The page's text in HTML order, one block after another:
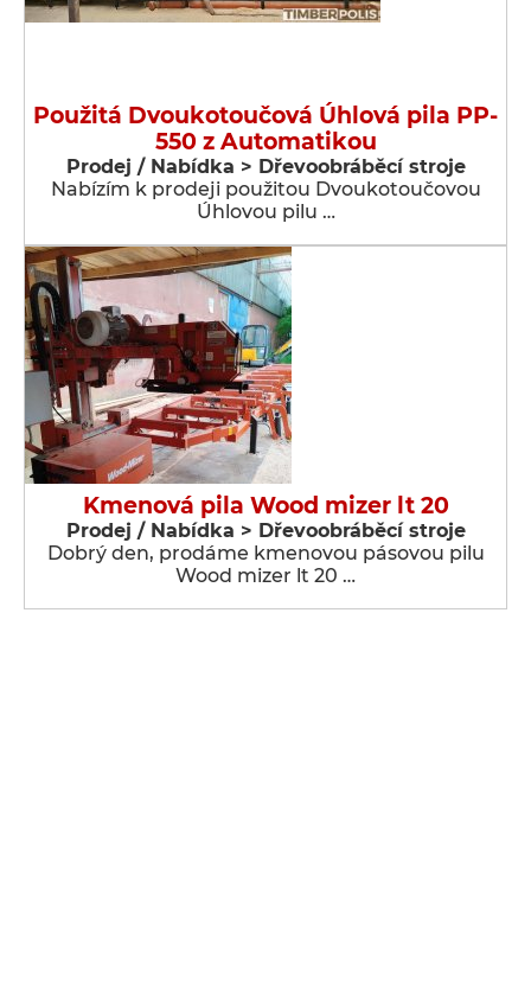
Použitá Dvoukotoučová Úhlová pila PP-
550 z Automatikou
Prodej / Nabídka > Dřevoobráběcí stroje
Nabízím k prodeji použitou Dvoukotoučovou
Úhlovou pilu …
Kmenová pila Wood mizer lt 20
Prodej / Nabídka > Dřevoobráběcí stroje
Dobrý den, prodáme kmenovou pásovou pilu
Wood mizer lt 20 …